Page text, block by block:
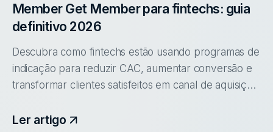
Member Get Member para fintechs: guia
definitivo 2026
Descubra como fintechs estão usando programas de
indicação para reduzir CAC, aumentar conversão e
transformar clientes satisfeitos em canal de aquisição
Ler artigo